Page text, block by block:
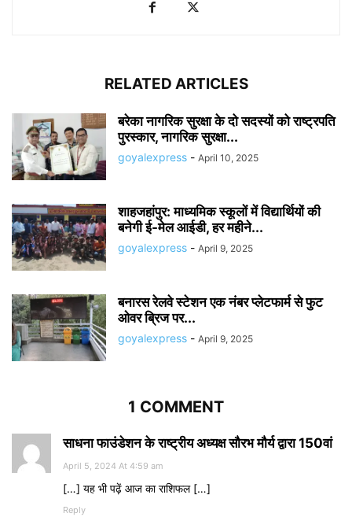
RELATED ARTICLES
बरेका नागरिक सुरक्षा के दो सदस्यों को राष्ट्रपति
पुरस्कार, नागरिक सुरक्षा...
goyalexpress - April 10, 2025
शाहजहांपुर: माध्यमिक स्कूलाें में विद्यार्थियों की
बनेगी ई-मेल आईडी, हर महीने...
goyalexpress - April 9, 2025
बनारस रेलवे स्टेशन एक नंबर प्लेटफार्म से फुट
ओवर ब्रिज पर...
goyalexpress - April 9, 2025
1 COMMENT
साधना फाउंडेशन के राष्ट्रीय अध्यक्ष सौरभ मौर्य द्वारा 150वां
April 5, 2024 At 4:59 am
[…] यह भी पढ़ें आज का राशिफल […]
Reply